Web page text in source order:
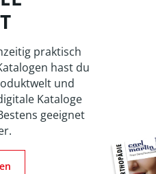
praktisch
hast du
und
Kataloge
geeignet